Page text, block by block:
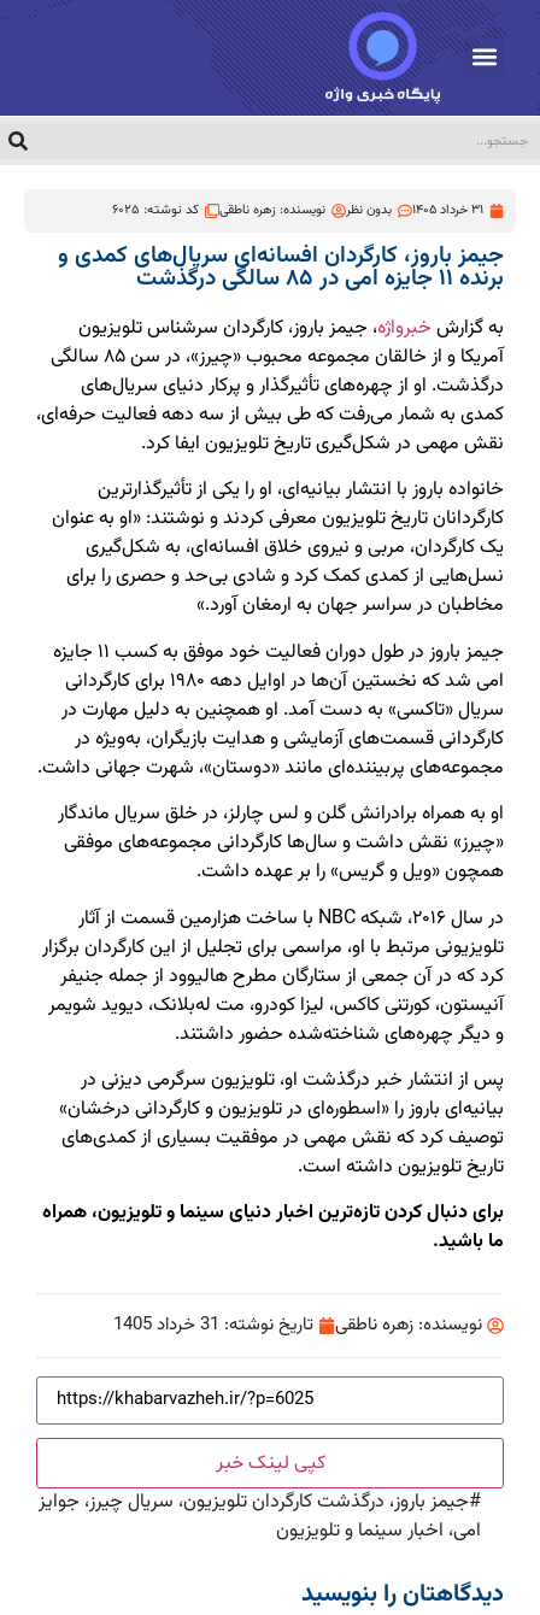
31 خرداد 1405 بدون نظر نویسنده:زهره ناطقی کد نوشته: 6025
جیمز باروز، کارگردان افسانه‌ای سریال‌های کمدی و
برنده ۱۱ جایزه امی در ۸۵ سالگی درگذشت
به گزارش خبرواژه، جیمز باروز، کارگردان سرشناس تلویزیون
آمریکا و از خالقان مجموعه محبوب «چیرز»، در سن ۸۵ سالگی
درگذشت. او از چهره‌های تأثیرگذار و پرکار دنیای سریال‌های
کمدی به شمار می‌رفت که طی بیش از سه دهه فعالیت حرفه‌ای،
نقش مهمی در شکل‌گیری تاریخ تلویزیون ایفا کرد.
خانواده باروز با انتشار بیانیه‌ای، او را یکی از تأثیرگذارترین
کارگردانان تاریخ تلویزیون معرفی کردند و نوشتند: «او به عنوان
یک کارگردان، مربی و نیروی خلاق افسانه‌ای، به شکل‌گیری
نسل‌هایی از کمدی کمک کرد و شادی بی‌حد و حصری را برای
مخاطبان در سراسر جهان به ارمغان آورد.»
جیمز باروز در طول دوران فعالیت خود موفق به کسب ۱۱ جایزه
امی شد که نخستین آن‌ها در اوایل دهه ۱۹۸۰ برای کارگردانی
سریال «تاکسی» به دست آمد. او همچنین به دلیل مهارت در
کارگردانی قسمت‌های آزمایشی و هدایت بازیگران، به‌ویژه در
مجموعه‌های پربیننده‌ای مانند «دوستان»، شهرت جهانی داشت.
او به همراه برادرانش گلن و لس چارلز، در خلق سریال ماندگار
«چیرز» نقش داشت و سال‌ها کارگردانی مجموعه‌های موفقی
همچون «ویل و گریس» را بر عهده داشت.
در سال ۲۰۱۶، شبکه NBC با ساخت هزارمین قسمت از آثار
تلویزیونی مرتبط با او، مراسمی برای تجلیل از این کارگردان برگزار
کرد که در آن جمعی از ستارگان مطرح هالیوود از جمله جنیفر
آنیستون، کورتنی کاکس، لیزا کودرو، مت له‌بلانک، دیوید شویمر
و دیگر چهره‌های شناخته‌شده حضور داشتند.
پس از انتشار خبر درگذشت او، تلویزیون سرگرمی دیزنی در
بیانیه‌ای باروز را «اسطوره‌ای در تلویزیون و کارگردانی درخشان»
توصیف کرد که نقش مهمی در موفقیت بسیاری از کمدی‌های
تاریخ تلویزیون داشته است.
برای دنبال کردن تازه‌ترین اخبار دنیای سینما و تلویزیون، همراه
ما باشید.
نویسنده: زهره ناطقی تاریخ نوشته: 31 خرداد 1405
کپی لینک خبر
#جیمز باروز، درگذشت کارگردان تلویزیون، سریال چیرز، جوایز
امی، اخبار سینما و تلویزیون
دیدگاهتان را بنویسید